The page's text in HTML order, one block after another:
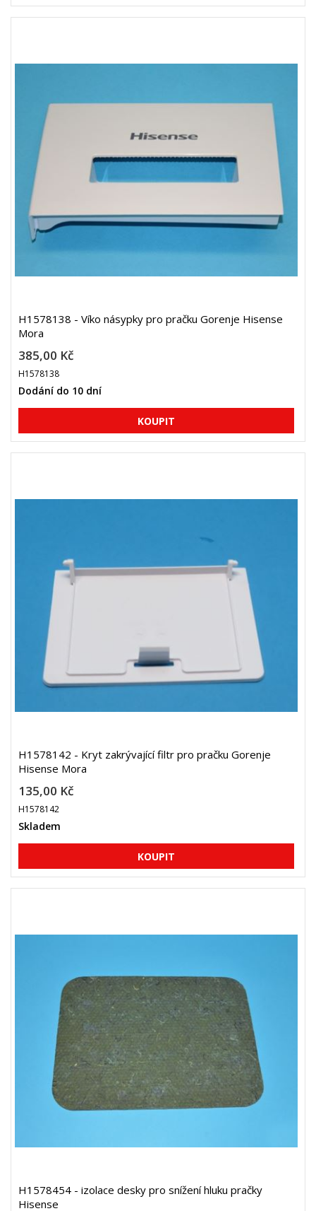
H1578138 - Víko násypky pro pračku Gorenje Hisense
Mora
385,00 Kč
H1578138
Dodání do 10 dní
H1578142 - Kryt zakrývající filtr pro pračku Gorenje
Hisense Mora
135,00 Kč
H1578142
Skladem
H1578454 - izolace desky pro snížení hluku pračky
Hisense